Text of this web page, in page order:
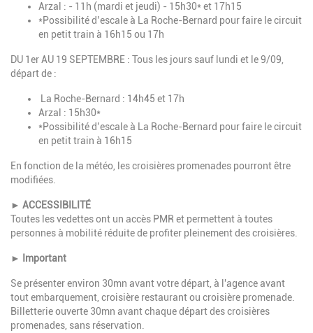
Arzal : - 11h (mardi et jeudi) - 15h30* et 17h15
*Possibilité d’escale à La Roche-Bernard pour faire le circuit
en petit train à 16h15 ou 17h
DU 1er AU 19 SEPTEMBRE : Tous les jours sauf lundi et le 9/09,
départ de :
La Roche-Bernard : 14h45 et 17h
Arzal : 15h30*
*Possibilité d’escale à La Roche-Bernard pour faire le circuit
en petit train à 16h15
En fonction de la météo, les croisières promenades pourront être
modifiées.
► ACCESSIBILITÉ
Toutes les vedettes ont un accès PMR et permettent à toutes
personnes à mobilité réduite de profiter pleinement des croisières.
► Important
Se présenter environ 30mn avant votre départ, à l'agence avant
tout embarquement, croisière restaurant ou croisière promenade.
Billetterie ouverte 30mn avant chaque départ des croisières
promenades, sans réservation.